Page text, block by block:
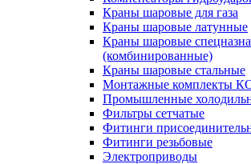
Краны шаровые для газа
Краны шаровые латунные
Краны шаровые
(комбинированные)
Краны шаровые стальные
Монтажные комплекты
Промышленные
Фильтры сетчатые
Фитинги
Фитинги резьбовые
Электроприводы